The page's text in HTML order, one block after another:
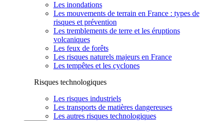
Les inondations
Les mouvements de terrain en France : types de
risques et prévention
Les tremblements de terre et les éruptions
volcaniques
Les feux de forêts
Les risques naturels majeurs en France
Les tempêtes et les cyclones
Risques technologiques
Les risques industriels
Les transports de matières dangereuses
Les autres risques technologiques